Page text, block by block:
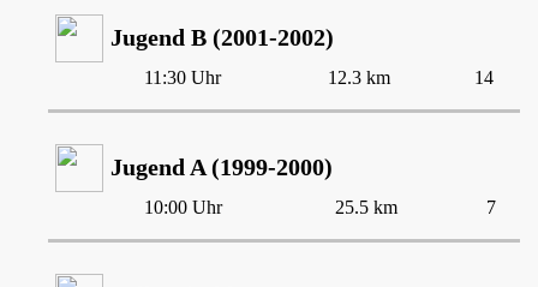
Jugend B (2001-2002)
11:30 Uhr 12.3 km 14
Jugend A (1999-2000)
10:00 Uhr 25.5 km 7